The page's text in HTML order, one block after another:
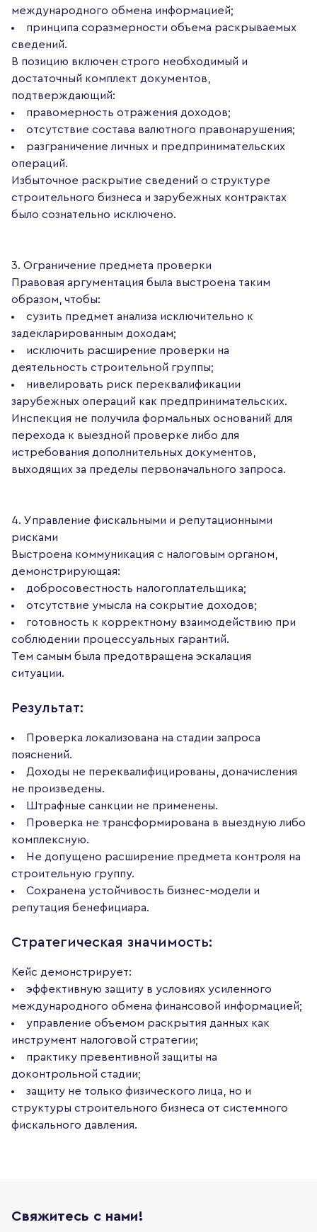
международного обмена информацией;
принципа соразмерности объема раскрываемых
сведений.
В позицию включен строго необходимый и
достаточный комплект документов,
подтверждающий:
правомерность отражения доходов;
отсутствие состава валютного правонарушения;
разграничение личных и предпринимательских
операций.
Избыточное раскрытие сведений о структуре
строительного бизнеса и зарубежных контрактах
было сознательно исключено.
3. Ограничение предмета проверки
Правовая аргументация была выстроена таким
образом, чтобы:
сузить предмет анализа исключительно к
задекларированным доходам;
исключить расширение проверки на
деятельность строительной группы;
нивелировать риск переквалификации
зарубежных операций как предпринимательских.
Инспекция не получила формальных оснований для
перехода к выездной проверке либо для
истребования дополнительных документов,
выходящих за пределы первоначального запроса.
4. Управление фискальными и репутационными
рисками
Выстроена коммуникация с налоговым органом,
демонстрирующая:
добросовестность налогоплательщика;
отсутствие умысла на сокрытие доходов;
готовность к корректному взаимодействию при
соблюдении процессуальных гарантий.
Тем самым была предотвращена эскалация
ситуации.
Результат:
Проверка локализована на стадии запроса
пояснений.
Доходы не переквалифицированы, доначисления
не произведены.
Штрафные санкции не применены.
Проверка не трансформирована в выездную либо
комплексную.
Не допущено расширение предмета контроля на
строительную группу.
Сохранена устойчивость бизнес-модели и
репутация бенефициара.
Стратегическая значимость:
Кейс демонстрирует:
эффективную защиту в условиях усиленного
международного обмена финансовой информацией;
управление объемом раскрытия данных как
инструмент налоговой стратегии;
практику превентивной защиты на
доконтрольной стадии;
защиту не только физического лица, но и
структуры строительного бизнеса от системного
фискального давления.
Свяжитесь с нами!